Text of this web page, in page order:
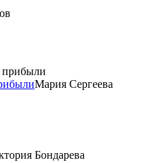
Мария Сергеева
Бондарева